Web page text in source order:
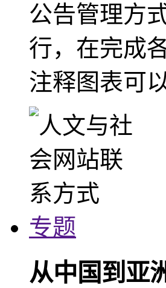
公告管理方
行，在完成
注释图表可
专题
从中国到亚